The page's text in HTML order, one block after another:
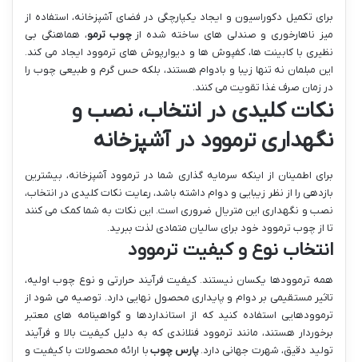
برای تکمیل دکوراسیون و ایجاد یکپارچگی در فضای آشپزخانه، استفاده از
میز ناهارخوری و صندلی های ساخته شده از چوب ترمو، هماهنگی بی
نظیری با کابینت ها، کفپوش ها و دیوارپوش های ترموود ایجاد می کند.
این مبلمان نه تنها زیبا و بادوام هستند، بلکه حس گرم و طبیعی چوب را
در زمان صرف غذا تقویت می کنند.
نکات کلیدی در انتخاب، نصب و
نگهداری ترموود در آشپزخانه
برای اطمینان از اینکه سرمایه گذاری شما در ترموود آشپزخانه، بیشترین
بازدهی را از نظر زیبایی و دوام داشته باشد، رعایت نکات کلیدی در انتخاب،
نصب و نگهداری این متریال ضروری است. این نکات به شما کمک می کنند
تا از چوب ترموود خود برای سالیان متمادی لذت ببرید.
انتخاب نوع و کیفیت ترموود
همه ترموودها یکسان نیستند. کیفیت فرآیند حرارتی و نوع چوب اولیه،
تاثیر مستقیمی بر دوام و پایداری محصول نهایی دارد. توصیه می شود از
ترموودهایی استفاده کنید که از استانداردها و گواهینامه های معتبر
برخوردار هستند، مانند ترموود فنلاندی که به دلیل کیفیت بالا و فرآیند
تولید دقیق، شهرت جهانی دارد.پارس چوببا ارائه محصولات با کیفیت و